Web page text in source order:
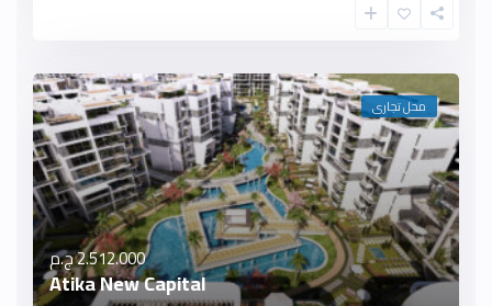
محل تجارى
2.512.000 ج.م
Atika New Capital